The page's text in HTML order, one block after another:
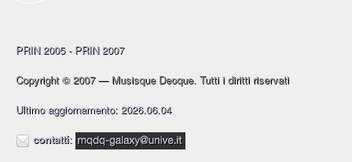
PRIN 2005 - PRIN 2007
Copyright © 2007 — Musisque Deoque. Tutti i diritti riservati
Ultimo aggiornamento: 2026.06.04
contatti: